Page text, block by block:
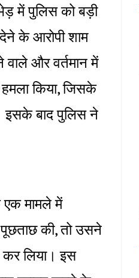
में पुलिस को बड़ी
के आरोपी शाम
और वर्तमान में
किया, जिसके
इसके बाद पुलिस ने
एक मामले में
पूछताछ की, तो उसने
कर लिया। इस